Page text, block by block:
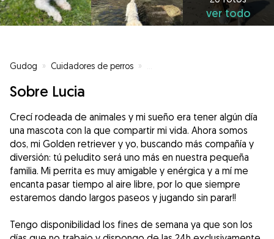
ver todo
Gudog » Cuidadores de perros »
Sobre Lucia
Crecí rodeada de animales y mi sueño era tener algún día
una mascota con la que compartir mi vida. Ahora somos
dos, mi Golden retriever y yo, buscando más compañía y
diversión: tú peludito será uno más en nuestra pequeña
familia. Mi perrita es muy amigable y enérgica y a mí me
encanta pasar tiempo al aire libre, por lo que siempre
estaremos dando largos paseos y jugando sin parar!!
Tengo disponibilidad los fines de semana ya que son los